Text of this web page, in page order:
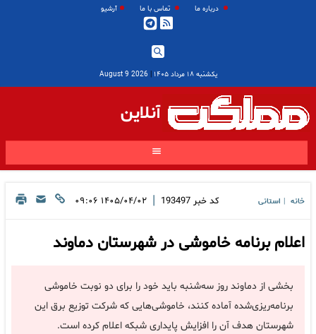
درباره ما تماس با ما آرشیو
یکشنبه ۱۸ مرداد ۱۴۰۵ |
2026 August 9
آنلاین
خانه استانی کد خبر 193497
| ۱۴۰۵/۰۴/۰۲ ۰۹:۰۶
اعلام برنامه خاموشی در شهرستان دماوند
بخشی از دماوند روز سه‌شنبه باید خود را برای دو نوبت خاموشی
برنامه‌ریزی‌شده آماده کنند، خاموشی‌هایی که شرکت توزیع برق این
شهرستان هدف آن را افزایش پایداری شبکه اعلام کرده است.